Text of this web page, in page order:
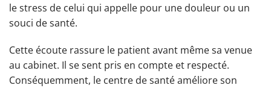
le stress de celui qui appelle pour une douleur ou un
souci de santé.
Cette écoute rassure le patient avant même sa venue
au cabinet. Il se sent pris en compte et respecté.
Conséquemment, le centre de santé améliore son